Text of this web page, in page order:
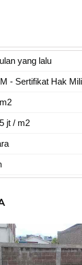
yang lalu
- Sertifikat Hak
jt / m2